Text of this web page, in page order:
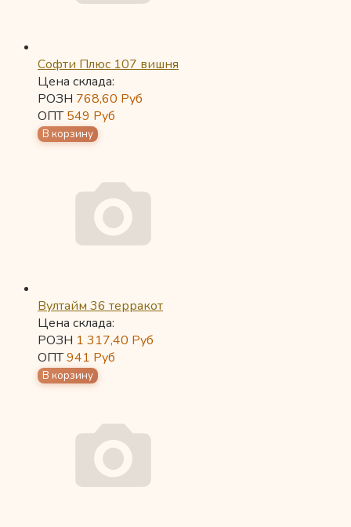
Софти Плюс 107 вишня
Цена склада:
РОЗН 768,60 Руб
ОПТ549 Руб
Вултайм 36 терракот
Цена склада:
РОЗН 1 317,40 Руб
ОПТ941 Руб